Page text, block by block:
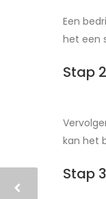
Een
het een
Stap
kan het
Stap